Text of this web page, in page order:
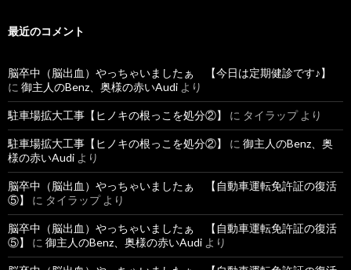
最近のコメント
脳卒中（脳出血）やっちゃいましたぁ 【今日は定期健診です♪】
に 御主人のBenz、奥様の赤いAudi より
駐車場拡大工事【ヒノキの根っこを処分②】 に タイラップより
駐車場拡大工事【ヒノキの根っこを処分②】 に 御主人のBenz、奥
様の赤いAudi より
脳卒中（脳出血）やっちゃいましたぁ 【自動車運転免許証の復活
⑤】
に タイラップより
脳卒中（脳出血）やっちゃいましたぁ 【自動車運転免許証の復活
⑤】
に 御主人のBenz、奥様の赤いAudi より